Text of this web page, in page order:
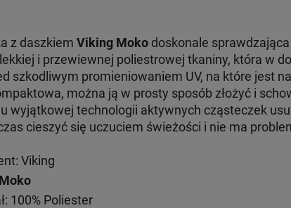
z daszkiem Viking Moko doskonale
i przewiewnej poliestrowej tkaniny, która w
szkodliwym promieniowaniem UV, na które jest
można ją w prosty sposób złożyć i
wyjątkowej technologii aktywnych cząsteczek
cieszyć się uczuciem świeżości i nie ma
Viking
Moko
100% Poliester